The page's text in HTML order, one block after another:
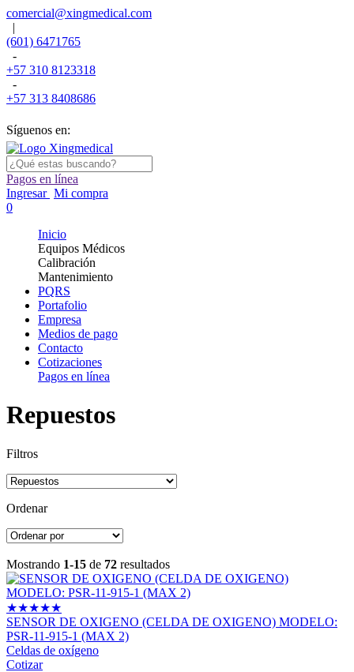
comercial@xingmedical.com
|
(601) 6471765
-
+57 310 8123318
-
+57 313 8408686
Síguenos en:
Pagos en línea
Ingresar Mi compra
0
Inicio
Equipos Médicos
Calibración
Mantenimiento
PQRS
Portafolio
Empresa
Medios de pago
Contacto
Cotizaciones
Pagos en línea
Repuestos
Filtros
Ordenar
Mostrando 1-15 de 72 resultados
★★★★★
SENSOR DE OXIGENO (CELDA DE OXIGENO) MODELO:
PSR-11-915-1 (MAX 2)
Celdas de oxígeno
Cotizar